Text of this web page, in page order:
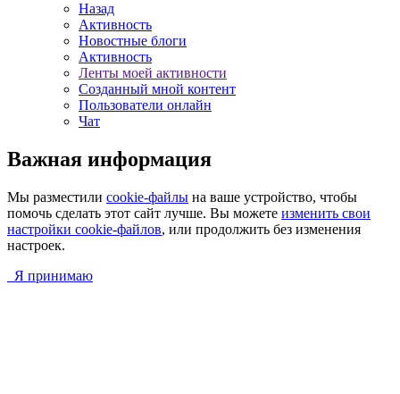
Назад
Активность
Новостные блоги
Активность
Ленты моей активности
Созданный мной контент
Пользователи онлайн
Чат
Важная информация
Мы разместили cookie-файлы на ваше устройство, чтобы
помочь сделать этот сайт лучше. Вы можете изменить свои
настройки cookie-файлов, или продолжить без изменения
настроек.
Я принимаю